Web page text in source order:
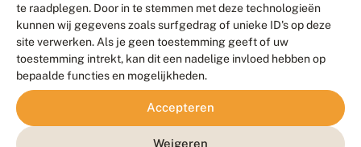
te raadplegen. Door in te stemmen met deze technologieën
kunnen wij gegevens zoals surfgedrag of unieke ID's op deze
site verwerken. Als je geen toestemming geeft of uw
toestemming intrekt, kan dit een nadelige invloed hebben op
bepaalde functies en mogelijkheden.
Accepteren
Weigeren
Contact
Veelgestelde vragen
Meld waarnemingen© 2026 Vlinderstichting
Duurzaam ontwikkeld door
Go2People
, ontworpen door
Blue Field Agency
Privacy
Disclaimer
Sitemap